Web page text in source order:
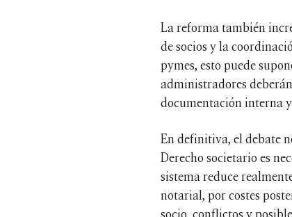
La reforma también
de socios y la
pymes, esto puede
administradores
documentación interna
En definitiva, el debate
Derecho societario es
sistema reduce
notarial, por costes